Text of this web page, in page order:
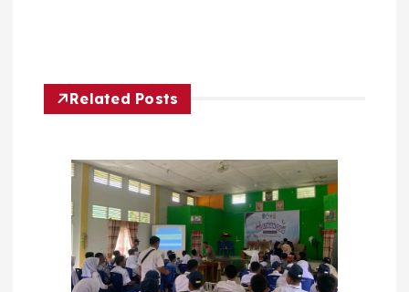
Related Posts